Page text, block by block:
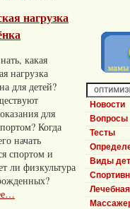
нагрузка
какая
нагрузка
для детей?
для
Когда
начать
спортом и
ли физкультура
Новости
Вопросы
Тесты
Виды